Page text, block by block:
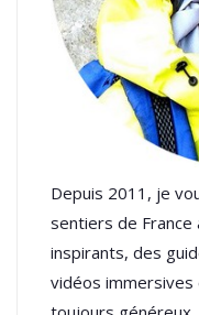
Depuis 2011, je
sentiers de France
inspirants, des
vidéos